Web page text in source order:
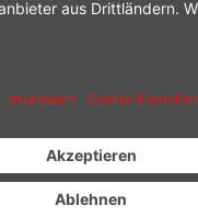
Mehrwertsteuer zzgl.
wenn nicht anders